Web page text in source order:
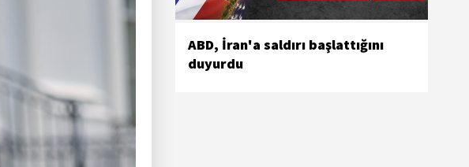
ABD, İran'a saldırı başlattığını
duyurdu